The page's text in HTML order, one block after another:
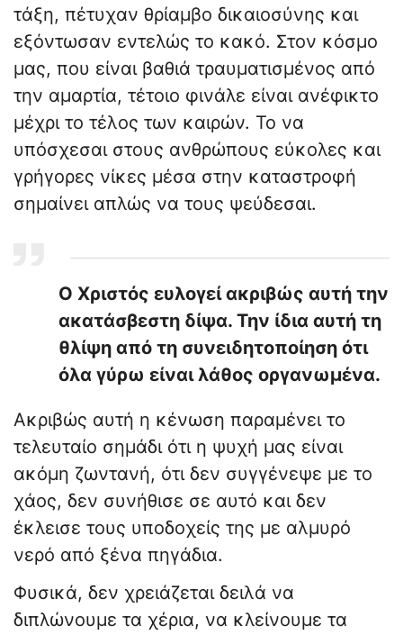
τάξη, πέτυχαν θρίαμβο δικαιοσύνης και
εξόντωσαν εντελώς το κακό. Στον κόσμο
μας, που είναι βαθιά τραυματισμένος από
την αμαρτία, τέτοιο φινάλε είναι ανέφικτο
μέχρι το τέλος των καιρών. Το να
υπόσχεσαι στους ανθρώπους εύκολες και
γρήγορες νίκες μέσα στην καταστροφή
σημαίνει απλώς να τους ψεύδεσαι.
Ο Χριστός ευλογεί ακριβώς αυτή την
ακατάσβεστη δίψα. Την ίδια αυτή τη
θλίψη από τη συνειδητοποίηση ότι
όλα γύρω είναι λάθος οργανωμένα.
Ακριβώς αυτή η κένωση παραμένει το
τελευταίο σημάδι ότι η ψυχή μας είναι
ακόμη ζωντανή, ότι δεν συγγένεψε με το
χάος, δεν συνήθισε σε αυτό και δεν
έκλεισε τους υποδοχείς της με αλμυρό
νερό από ξένα πηγάδια.
Φυσικά, δεν χρειάζεται δειλά να
διπλώνουμε τα χέρια, να κλείνουμε τα